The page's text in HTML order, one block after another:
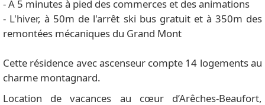
- A 5 minutes à pied des commerces et des animations
- L'hiver, à 50m de l'arrêt ski bus gratuit et à 350m des
remontées mécaniques du Grand Mont
Cette résidence avec ascenseur compte 14 logements au
charme montagnard.
Location de vacances au cœur d’Arêches-Beaufort,